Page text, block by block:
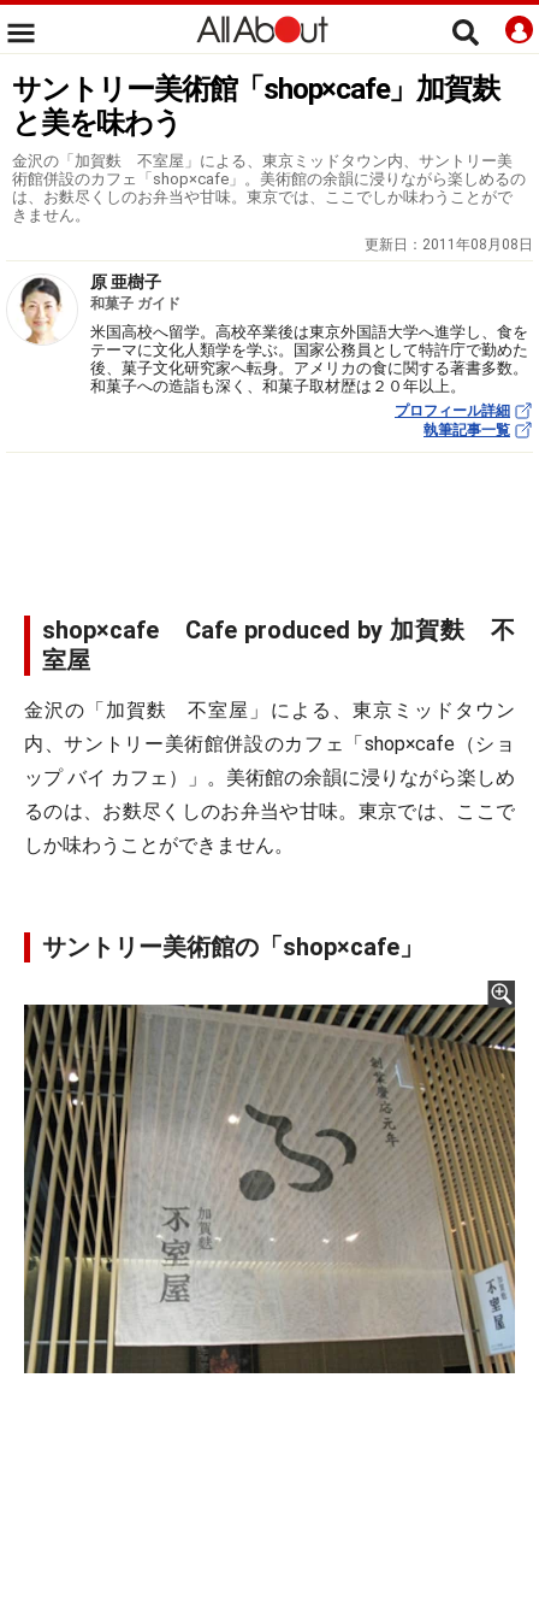
サントリー美術館「shop×cafe」加賀麸
と美を味わう
金沢の「加賀麩 不室屋」による、東京ミッドタウン内、サントリー美
術館併設のカフェ「shop×cafe」。美術館の余韻に浸りながら楽しめるの
は、お麩尽くしのお弁当や甘味。東京では、ここでしか味わうことがで
きません。
更新日： 2011年08月08日
原 亜樹子
和菓子 ガイド
米国高校へ留学。高校卒業後は東京外国語大学へ進学し、食を
テーマに文化人類学を学ぶ。国家公務員として特許庁で勤めた
後、菓子文化研究家へ転身。アメリカの食に関する著書多数。
和菓子への造詣も深く、和菓子取材歴は２０年以上。
プロフィール詳細
執筆記事一覧
shop×cafe Cafe produced by 加賀麩 不
室屋
金沢の「加賀麩 不室屋」による、東京ミッドタウン
内、サントリー美術館併設のカフェ「shop×cafe（ショ
ップ バイ カフェ）」。美術館の余韻に浸りながら楽しめ
るのは、お麩尽くしのお弁当や甘味。東京では、ここで
しか味わうことができません。
サントリー美術館の「shop×cafe」